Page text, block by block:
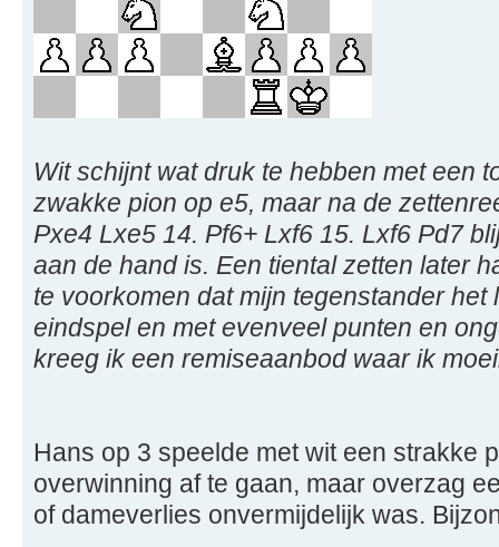
Wit schijnt wat druk te hebben met een
zwakke pion op e5, maar na de
Pxe4 Lxe5 14. Pf6+ Lxf6 15. Lxf6 Pd7
aan de hand is. Een tiental zetten later
te voorkomen dat mijn tegenstander
eindspel en met evenveel punten en
kreeg ik een remiseaanbod waar ik
Hans op 3 speelde met wit een strakke
overwinning af te gaan, maar overzag
of dameverlies onvermijdelijk was.